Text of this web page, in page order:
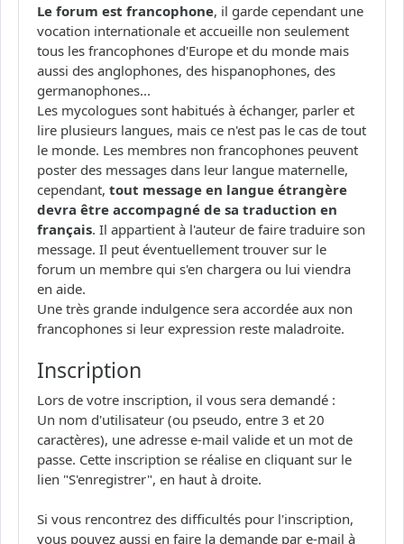
Le forum est francophone, il garde cependant une
vocation internationale et accueille non seulement
tous les francophones d'Europe et du monde mais
aussi des anglophones, des hispanophones, des
germanophones...
Les mycologues sont habitués à échanger, parler et
lire plusieurs langues, mais ce n'est pas le cas de tout
le monde. Les membres non francophones peuvent
poster des messages dans leur langue maternelle,
cependant, tout message en langue étrangère
devra être accompagné de sa traduction en
français. Il appartient à l'auteur de faire traduire son
message. Il peut éventuellement trouver sur le
forum un membre qui s'en chargera ou lui viendra
en aide.
Une très grande indulgence sera accordée aux non
francophones si leur expression reste maladroite.
Inscription
Lors de votre inscription, il vous sera demandé :
Un nom d'utilisateur (ou pseudo, entre 3 et 20
caractères), une adresse e-mail valide et un mot de
passe. Cette inscription se réalise en cliquant sur le
lien "S'enregistrer", en haut à droite.
Si vous rencontrez des difficultés pour l'inscription,
vous pouvez aussi en faire la demande par e-mail à